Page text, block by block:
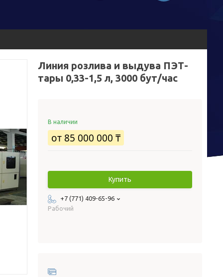
Линия розлива и выдува ПЭТ-
тары 0,33-1,5 л, 3000 бут/час
В наличии
от 85 000 000 ₸
Купить
+7 (771) 409-65-96
Рабочий